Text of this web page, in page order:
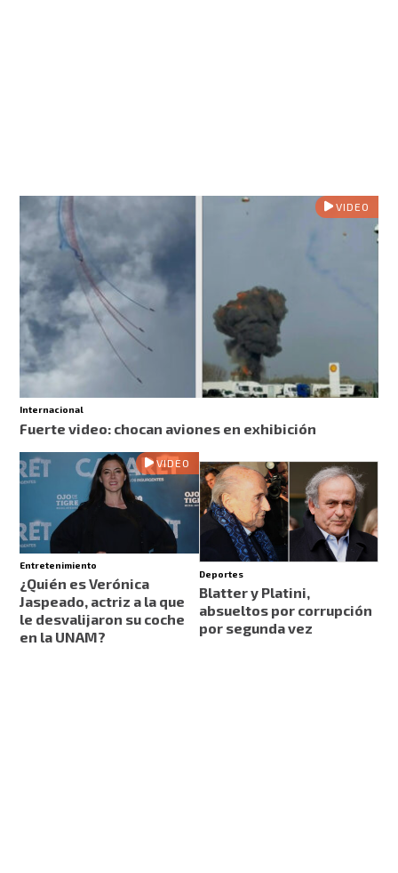
VIDEO
Internacional
Fuerte video: chocan aviones en exhibición
VIDEO
Entretenimiento
¿Quién es Verónica
Jaspeado, actriz a la que
le desvalijaron su coche
en la UNAM?
Deportes
Blatter y Platini,
absueltos por corrupción
por segunda vez